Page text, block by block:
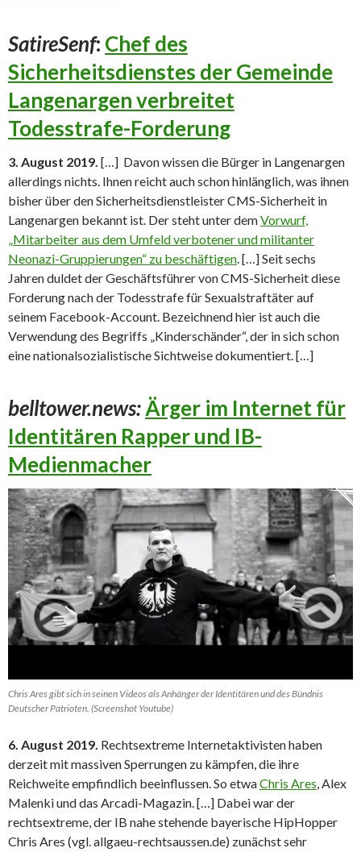
SatireSenf: Chef des
Sicherheitsdienstes der Gemeinde
Langenargen verbreitet
Todesstrafe-Forderung
3. August 2019. […] Davon wissen die Bürger in Langenargen
allerdings nichts. Ihnen reicht auch schon hinlänglich, was ihnen
bisher über den Sicherheitsdienstleister CMS-Sicherheit in
Langenargen bekannt ist. Der steht unter demVorwurf,
„Mitarbeiter aus dem Umfeld verbotener und militanter
Neonazi-Gruppierungen“ zu beschäftigen. […] Seit sechs
Jahren duldet der Geschäftsführer von CMS-Sicherheit diese
Forderung nach der Todesstrafe für Sexualstraftäter auf
seinem Facebook-Account. Bezeichnend hier ist auch die
Verwendung des Begriffs „Kinderschänder“, der in sich schon
eine nationalsozialistische Sichtweise dokumentiert. […]
belltower.news:Ärger im Internet für
Identitären Rapper und IB-
Medienmacher
Chris Ares gibt sich in seinen Videos als Anhänger der Identitären und des Bündnis
Deutscher Patrioten. (Screenshot Youtube)
6. August 2019. Rechtsextreme Internetaktivisten haben
derzeit mit massiven Sperrungen zu kämpfen, die ihre
Reichweite empfindlich beeinflussen. So etwaChris Ares, Alex
Malenki und das Arcadi-Magazin. […] Dabei war der
rechtsextreme, der IB nahe stehende bayerische HipHopper
Chris Ares (vgl. allgaeu-rechtsaussen.de) zunächst sehr